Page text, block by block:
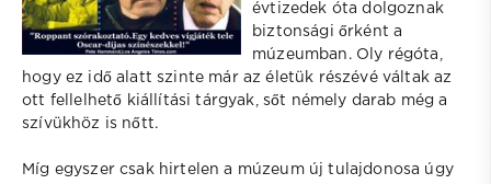
évtizedek óta dolgoznak
biztonsági őrként a
múzeumban. Oly régóta,
hogy ez idő alatt szinte már az életük részévé váltak az
ott fellelhető kiállítási tárgyak, sőt némely darab még a
szívükhöz is nőtt.
Míg egyszer csak hirtelen a múzeum új tulajdonosa úgy